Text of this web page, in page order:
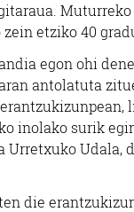
etziko 40
egon ohi
antolatuta
inolako surik
Udala,
die